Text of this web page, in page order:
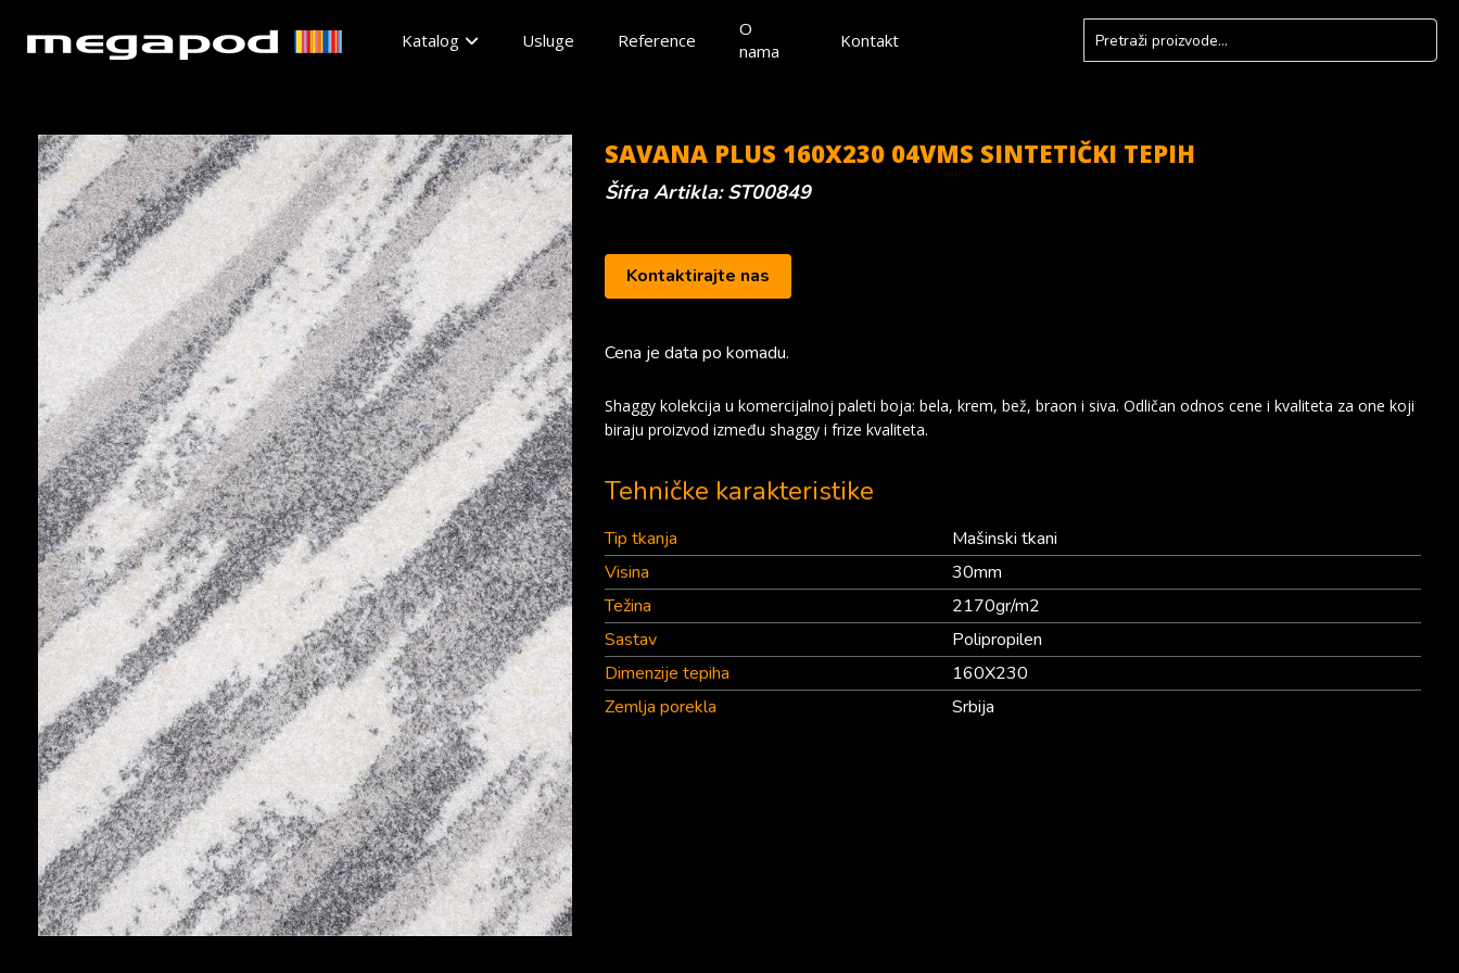
Katalog Usluge Reference
O
nama
Kontakt
SAVANA PLUS 160X230 04VMS SINTETIČKI TEPIH
Šifra Artikla: ST00849
Kontaktirajte nas
Cena je data po komadu.
Shaggy kolekcija u komercijalnoj paleti boja: bela, krem, bež, braon i siva. Odličan odnos cene i kvaliteta za one koji
biraju proizvod između shaggy i frize kvaliteta.
Tehničke karakteristike
Tip tkanja
Mašinski tkani
Visina
30mm
Težina
2170gr/m2
Sastav
Polipropilen
Dimenzije tepiha
160X230
Zemlja porekla
Srbija